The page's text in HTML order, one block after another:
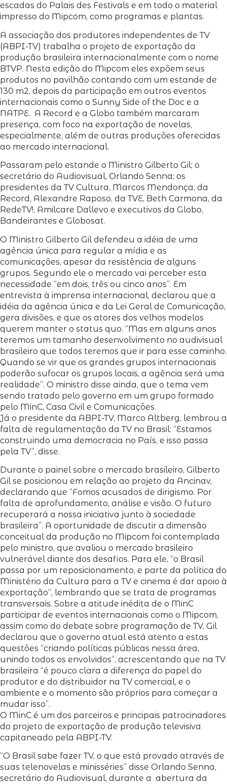
escadas do Palais des Festivals e em todo o material
impresso do Mipcom, como programas e plantas.
A associação dos produtores independentes de TV
(ABPI-TV) trabalha o projeto de exportação da
produção brasileira internacionalmente com o nome
BTVP. Nesta edição do Mipcom eles expõem seus
produtos no pavilhão contando com um estande de
130 m2, depois da participação em outros eventos
internacionais como o Sunny Side of the Doc e a
NATPE. A Record e a Globo também marcaram
presença, com foco na exportação de novelas,
especialmente, além de outras produções oferecidas
ao mercado internacional.
Passaram pelo estande o Ministro Gilberto Gil; o
secretário do Audiovisual, Orlando Senna; os
presidentes da TV Cultura, Marcos Mendonça, da
Record, Alexandre Raposo, da TVE, Beth Carmona, da
RedeTV!, Amilcare Dallevo e executivos da Globo,
Bandeirantes e Globosat.
O Ministro Gilberto Gil defendeu a idéia de uma
agência única para regular a mídia e as
comunicações, apesar da resistência de alguns
grupos. Segundo ele o mercado vai perceber esta
necessidade “em dois, três ou cinco anos”. Em
entrevista à imprensa internacional, declarou que a
idéia da agência única e da Lei Geral de Comunicação,
gera divisões, e que os atores dos velhos modelos
querem manter o status quo. “Mas em alguns anos
teremos um tamanho desenvolvimento no audivisual
brasileiro que todos teremos que ir para esse caminho.
Quando se vir que os grandes grupos internacionais
poderão sufocar os grupos locais, a agência será uma
realidade”. O ministro disse ainda, que o tema vem
sendo tratado pelo governo em um grupo formado
pelo MinC, Casa Civil e Comunicações.
Já o presidente da ABPI-TV, Marco Altberg, lembrou a
falta de regulamentação da TV no Brasil: “Estamos
construindo uma democracia no País, e isso passa
pela TV”, disse.
Durante o painel sobre o mercado brasileiro, Gilberto
Gil se posicionou em relação ao projeto da Ancinav,
declarando que “Fomos acusados de dirigismo. Por
falta de aprofundamento, análise e visão. O futuro
recuperará a nossa iniciativa junto à sociedade
brasileira”. A oportunidade de discutir a dimensão
conceitual da produção no Mipcom foi contemplada
pelo ministro, que avaliou o mercado brasileiro
vulnerável diante dos desafios. Para ele, “o Brasil
passa por um reposicionamento, e parte da política do
Ministério da Cultura para a TV e cinema é dar apoio à
exportação”, lembrando que se trata de programas
transversais. Sobre a atitude inédita de o MinC
participar de eventos internacionais como o Mipcom,
assim como do debate sobre programação de TV, Gil
declarou que o governo atual está atento a estas
questões “criando políticas públicas nessa área,
unindo todos os envolvidos”, acrescentando que na TV
brasileira “é pouco clara a diferença do papel do
produtor e do distribuidor na TV comercial, e o
ambiente e o momento são próprios para começar a
mudar isso”.
O MinC é um dos parceiros e principais patrocinadores
do projeto de exportação de produção televisiva
capitaneado pela ABPI-TV.
“O Brasil sabe fazer TV, o que está provado através de
suas telenovelas e minisséries” disse Orlando Senna,
secretário do Audiovisual, durante a abertura da